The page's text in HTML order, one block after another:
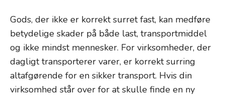
Gods, der ikke er korrekt surret fast, kan medføre
betydelige skader på både last, transportmiddel
og ikke mindst mennesker. For virksomheder, der
dagligt transporterer varer, er korrekt surring
altafgørende for en sikker transport. Hvis din
virksomhed står over for at skulle finde en ny